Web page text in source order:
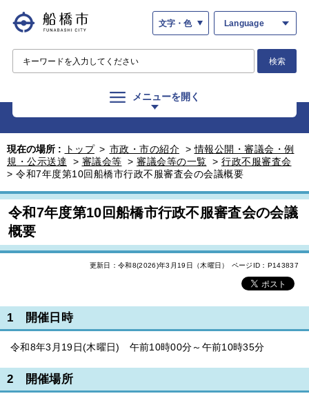
文字・色 Language
検索
メニューを開く
現在の場所 : トップ > 市政・市の紹介 >情報公開・審議会・例
規・公示送達
> 審議会等 > 審議会等の一覧 > 行政不服審査会
> 令和7年度第10回船橋市行政不服審査会の会議概要
令和7年度第10回船橋市行政不服審査会の会議
概要
更新日：令和8(2026)年3月19日（木曜日） ページID：P143837
1 開催日時
令和8年3月19日(木曜日) 午前10時00分～午前10時35分
2 開催場所